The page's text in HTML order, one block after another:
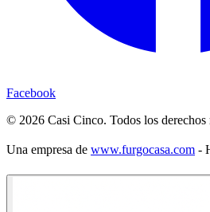
Facebook
© 2026 Casi Cinco. Todos los derechos
Una empresa de www.furgocasa.com -